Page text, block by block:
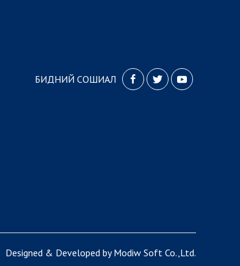
БИДНИЙ СОШИАЛ
Designed & Developed byModiw Soft Co.,Ltd.